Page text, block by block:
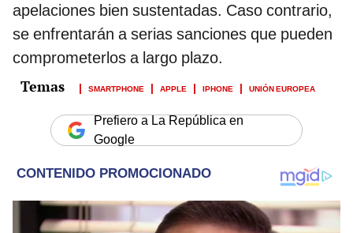
apelaciones bien sustentadas. Caso contrario,
se enfrentarán a serias sanciones que pueden
comprometerlos a largo plazo.
SMARTPHONE APPLE IPHONE UNIÓN EUROPEA
Prefiero a La República en
Google